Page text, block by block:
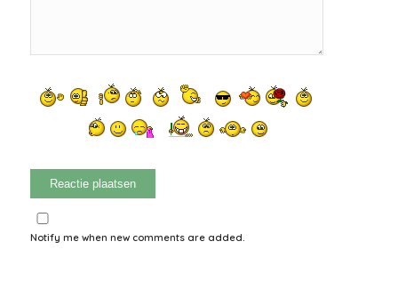
Notify me when new comments are added.